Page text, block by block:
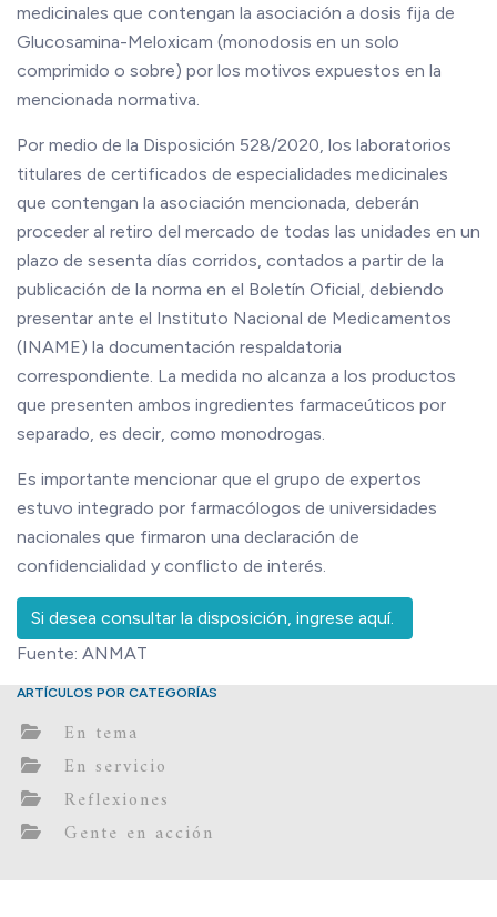
medicinales que contengan la asociación a dosis fija de
Glucosamina-Meloxicam (monodosis en un solo
comprimido o sobre) por los motivos expuestos en la
mencionada normativa.
Por medio de la Disposición 528/2020, los laboratorios
titulares de certificados de especialidades medicinales
que contengan la asociación mencionada, deberán
proceder al retiro del mercado de todas las unidades en un
plazo de sesenta días corridos, contados a partir de la
publicación de la norma en el Boletín Oficial, debiendo
presentar ante el Instituto Nacional de Medicamentos
(INAME) la documentación respaldatoria
correspondiente. La medida no alcanza a los productos
que presenten ambos ingredientes farmaceúticos por
separado, es decir, como monodrogas.
Es importante mencionar que el grupo de expertos
estuvo integrado por farmacólogos de universidades
nacionales que firmaron una declaración de
confidencialidad y conflicto de interés.
Si desea consultar la disposición, ingrese aquí.
Fuente: ANMAT
ARTÍCULOS POR CATEGORÍAS
En tema
En servicio
Reflexiones
Gente en acción